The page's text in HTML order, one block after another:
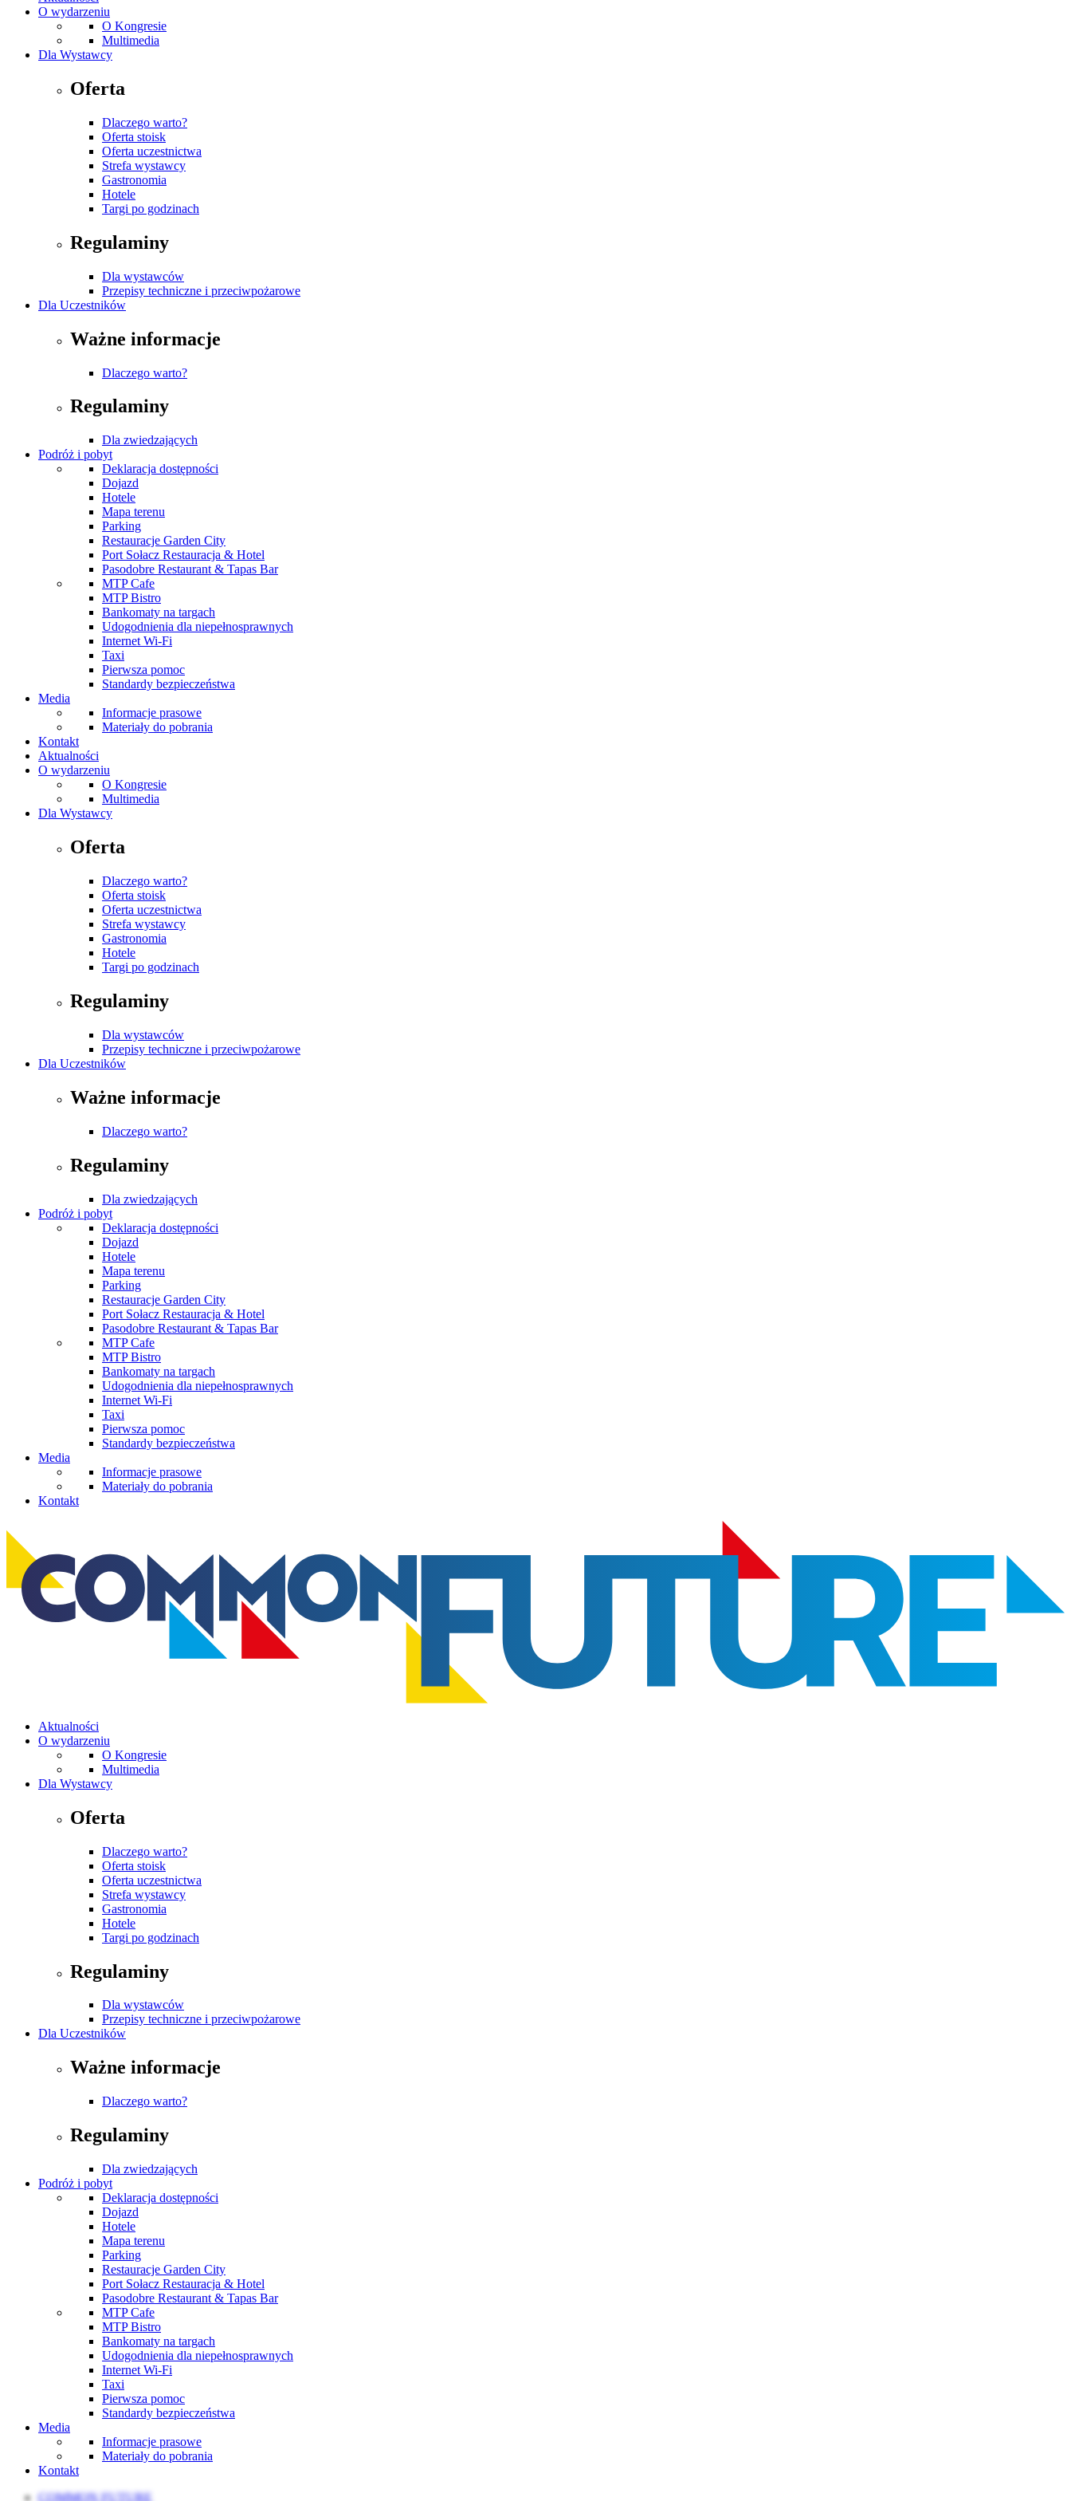
O wydarzeniu
O Kongresie
Multimedia
Dla Wystawcy
Oferta
Dlaczego warto?
Oferta stoisk
Oferta uczestnictwa
Strefa wystawcy
Gastronomia
Hotele
Targi po godzinach
Regulaminy
Dla wystawców
Przepisy techniczne i przeciwpożarowe
Dla Uczestników
Ważne informacje
Dlaczego warto?
Regulaminy
Dla zwiedzających
Podróż i pobyt
Deklaracja dostępności
Dojazd
Hotele
Mapa terenu
Parking
Restauracje Garden City
Port Sołacz Restauracja & Hotel
Pasodobre Restaurant & Tapas Bar
MTP Cafe
MTP Bistro
Bankomaty na targach
Udogodnienia dla niepełnosprawnych
Internet Wi-Fi
Taxi
Pierwsza pomoc
Standardy bezpieczeństwa
Media
Informacje prasowe
Materiały do pobrania
Kontakt
Aktualności
O wydarzeniu
O Kongresie
Multimedia
Dla Wystawcy
Oferta
Dlaczego warto?
Oferta stoisk
Oferta uczestnictwa
Strefa wystawcy
Gastronomia
Hotele
Targi po godzinach
Regulaminy
Dla wystawców
Przepisy techniczne i przeciwpożarowe
Dla Uczestników
Ważne informacje
Dlaczego warto?
Regulaminy
Dla zwiedzających
Podróż i pobyt
Deklaracja dostępności
Dojazd
Hotele
Mapa terenu
Parking
Restauracje Garden City
Port Sołacz Restauracja & Hotel
Pasodobre Restaurant & Tapas Bar
MTP Cafe
MTP Bistro
Bankomaty na targach
Udogodnienia dla niepełnosprawnych
Internet Wi-Fi
Taxi
Pierwsza pomoc
Standardy bezpieczeństwa
Media
Informacje prasowe
Materiały do pobrania
Kontakt
Aktualności
O wydarzeniu
O Kongresie
Multimedia
Dla Wystawcy
Oferta
Dlaczego warto?
Oferta stoisk
Oferta uczestnictwa
Strefa wystawcy
Gastronomia
Hotele
Targi po godzinach
Regulaminy
Dla wystawców
Przepisy techniczne i przeciwpożarowe
Dla Uczestników
Ważne informacje
Dlaczego warto?
Regulaminy
Dla zwiedzających
Podróż i pobyt
Deklaracja dostępności
Dojazd
Hotele
Mapa terenu
Parking
Restauracje Garden City
Port Sołacz Restauracja & Hotel
Pasodobre Restaurant & Tapas Bar
MTP Cafe
MTP Bistro
Bankomaty na targach
Udogodnienia dla niepełnosprawnych
Internet Wi-Fi
Taxi
Pierwsza pomoc
Standardy bezpieczeństwa
Media
Informacje prasowe
Materiały do pobrania
Kontakt
COMMON FUTURE